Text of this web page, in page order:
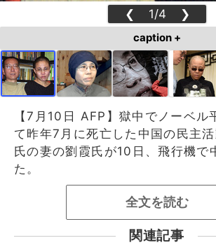
❮ 1/4 ❯
caption +
【7月10日 AFP】獄中でノーベル
て昨年7月に死亡した中国の民主
氏の妻の劉霞氏が10日、飛行機で
た。
全文を読む
関連記事